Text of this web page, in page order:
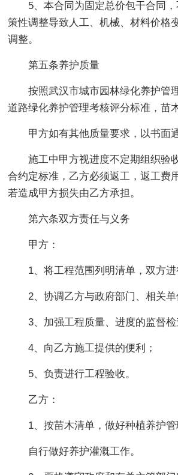
5、本合同为固定总价包干合同
策性调整导致人工、机械、材料价格
调整。
第五条养护质量
按照武汉市城市园林绿化养护管
道路绿化养护管理考核评分标准，苗
甲方如有其他质量要求，以书面
施工中甲方视进度不定期组织验
合约定标准，乙方必须返工，返工费
若造成甲方损失由乙方承担。
第六条双方责任与义务
甲方：
1、将工程范围列明清单，双方进
2、协调乙方与政府部门、相关单
3、加强工程质量、进度的监督检
4、向乙方施工提供的便利；
5、负责进行工程验收。
乙方：
1、按苗木清单，做好种植养护管
自行做好养护灌溉工作。